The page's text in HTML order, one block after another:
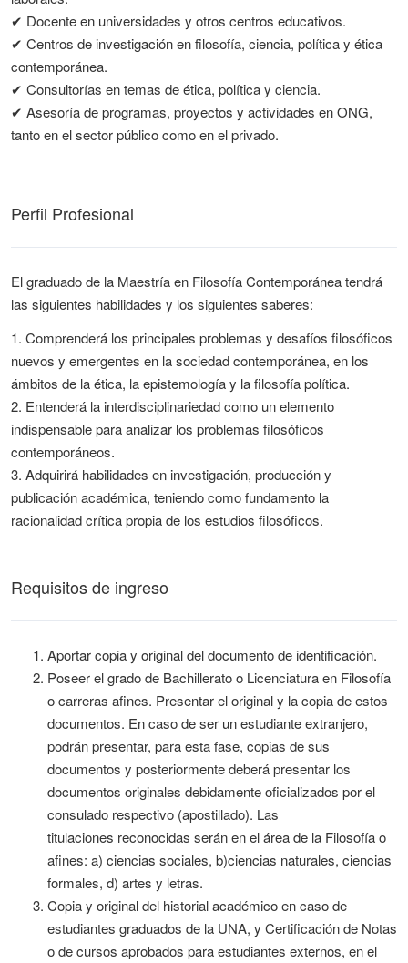
✔ Docente en universidades y otros centros educativos.
✔ Centros de investigación en filosofía, ciencia, política y ética
contemporánea.
✔ Consultorías en temas de ética, política y ciencia.
✔ Asesoría de programas, proyectos y actividades en ONG,
tanto en el sector público como en el privado.
Perfil Profesional
El graduado de la Maestría en Filosofía Contemporánea tendrá
las siguientes habilidades y los siguientes saberes:
1. Comprenderá los principales problemas y desafíos filosóficos
nuevos y emergentes en la sociedad contemporánea, en los
ámbitos de la ética, la epistemología y la filosofía política.
2. Entenderá la interdisciplinariedad como un elemento
indispensable para analizar los problemas filosóficos
contemporáneos.
3. Adquirirá habilidades en investigación, producción y
publicación académica, teniendo como fundamento la
racionalidad crítica propia de los estudios filosóficos.
Requisitos de ingreso
Aportar copia y original del documento de identificación.
Poseer el grado de Bachillerato o Licenciatura en Filosofía
o carreras afines. Presentar el original y la copia de estos
documentos. En caso de ser un estudiante extranjero,
podrán presentar, para esta fase, copias de sus
documentos y posteriormente deberá presentar los
documentos originales debidamente oficializados por el
consulado respectivo (apostillado). Las
titulaciones reconocidas serán en el área de la Filosofía o
afines: a) ciencias sociales, b)ciencias naturales, ciencias
formales, d) artes y letras.
Copia y original del historial académico en caso de
estudiantes graduados de la UNA, y Certificación de Notas
o de cursos aprobados para estudiantes externos, en el